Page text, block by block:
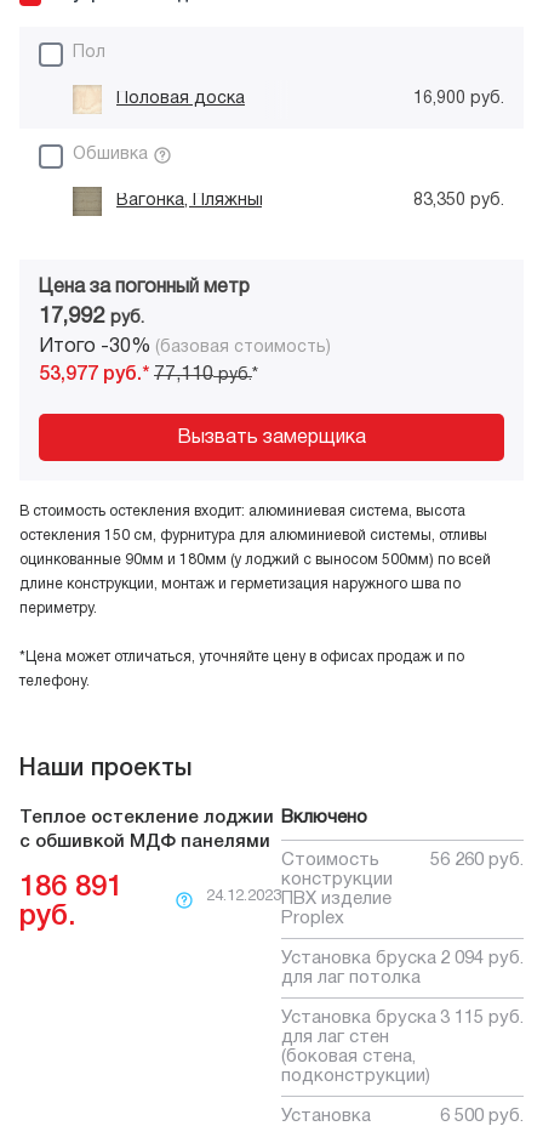
Пол
Половая доска 16,900 руб.
Обшивка
Вагонка, Пляжный песок 83,350 руб.
Цена за погонный метр
17,992 руб.
Итого -30% (базовая стоимость)
53,977 руб.* 77,110руб.*
Вызвать замерщика
В стоимость остекления входит: алюминиевая система, высота
остекления 150 см, фурнитура для алюминиевой системы, отливы
оцинкованные 90мм и 180мм (у лоджий с выносом 500мм) по всей
длине конструкции, монтаж и герметизация наружного шва по
периметру.
*Цена может отличаться, уточняйте цену в офисах продаж и по
телефону.
Наши проекты
Теплое остекление лоджии
с обшивкой МДФ панелями
186 891
руб.
24.12.2023
Включено
Стоимость
конструкции
ПВХ изделие
Proplex
56 260 руб.
Установка бруска
для лаг потолка
2 094 руб.
Установка бруска
для лаг стен
(боковая стена,
подконструкции)
3 115 руб.
Установка 6 500 руб.